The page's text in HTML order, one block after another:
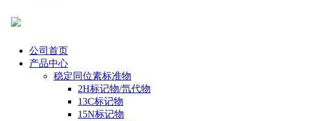
公司首页
产品中心
稳定同位素标准物
2H标记物/氘代物
13C标记物
15N标记物